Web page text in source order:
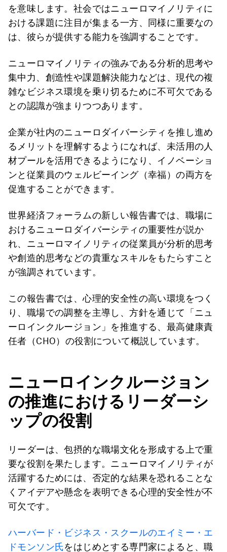
を意味します。社会ではニューロマイノリティに
おける課題に注目が集まる一方、同様に重要なの
は、彼らが提供する能力を強調することです。
ニューロマイノリティの強みである分析的思考や
集中力、創造性や課題解決能力などは、現代の複
雑なビジネス環境を乗り切るために不可欠である
との認識が強まりつつあります。
企業が社内のニューロダイバーシティを推し進め
るメリットを理解するようになれば、未活用の人
材プールを活用できるようになり、イノベーショ
ンと従業員のウェルビーイング（幸福）の両方を
促進することができます。
世界経済フォーラムの新しい報告書では、職場に
おけるニューロダイバーシティの重要性が説か
れ、ニューロマイノリティの従業員が分析的思考
や創造的思考などの貴重なスキルをもたらすこと
が強調されています。
この報告書では、心理的安全性の高い環境をつく
り、職場での調整を主導し、方針を通じて「ニュ
ーロインクルージョン」を推進する、最高健康責
任者（CHO）の役割について概説しています。
ニューロインクルージョン
の推進におけるリーダーシ
ップの役割
リーダーは、包摂的な職場文化を形成する上で重
要な役割を果たします。ニューロマイノリティが
活躍するためには、否定的な結果を恐れることな
くアイデアや懸念を表明できる心理的安全性が不
可欠です。
ハーバード・ビジネス・スクールのエイミー・エ
ドモンソン氏をはじめとする専門家によると、職